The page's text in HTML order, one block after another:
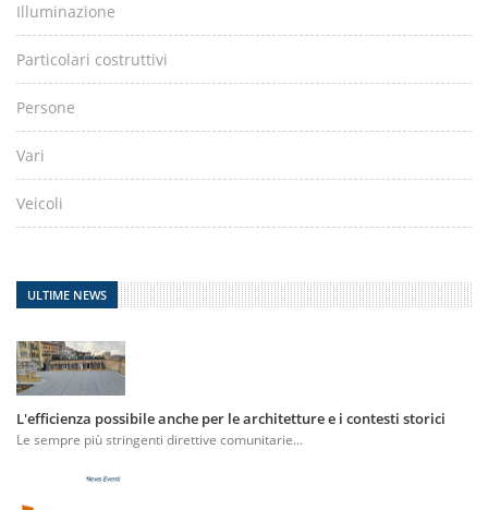
Illuminazione
Particolari costruttivi
Persone
Vari
Veicoli
ULTIME NEWS
L'efficienza possibile anche per le architetture e i contesti storici
Le sempre più stringenti direttive comunitarie...